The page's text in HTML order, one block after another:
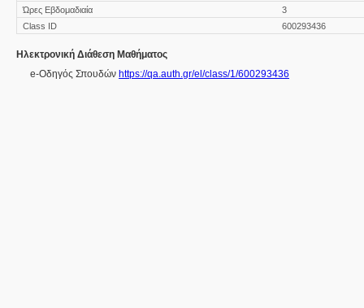
Ώρες Εβδομαδιαία
3
Class ID
600293436
Ηλεκτρονική Διάθεση Μαθήματος
e-Οδηγός Σπουδών https://qa.auth.gr/el/class/1/600293436